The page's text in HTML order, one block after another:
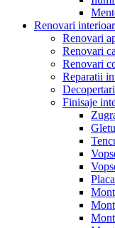
Renovari
Renovari
Renovari
Renovari
Reparatii
Finisaje